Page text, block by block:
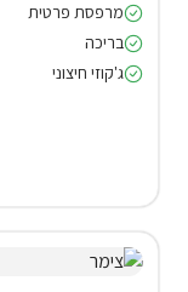
מרפסת פרטית
בריכה
ג'קוזי חיצוני